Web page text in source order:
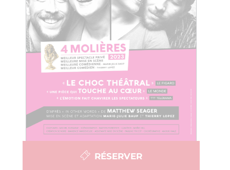
RÉSERVER